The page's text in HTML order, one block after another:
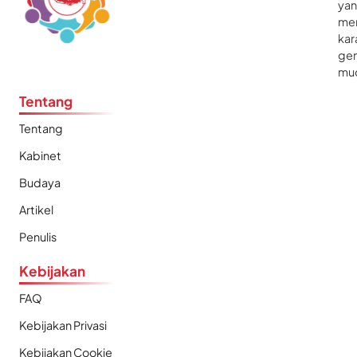
Tentang
Tentang
Kabinet
Budaya
Artikel
Penulis
Kebijakan
FAQ
Kebijakan Privasi
Kebijakan Cookie